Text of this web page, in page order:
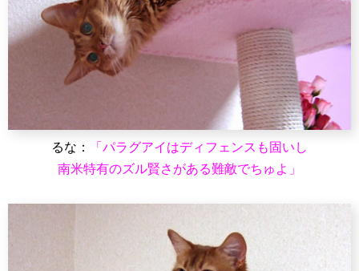
るな：
「パラグアイはディフェンスも固いし
南米特有のズル賢さがある難敵でちゅよ」